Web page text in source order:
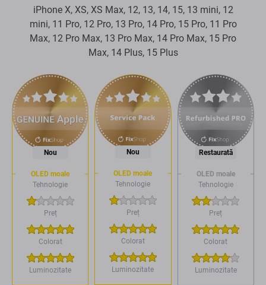
iPhone X, XS, XS Max, 12, 13, 14, 15, 13 mini, 12
mini, 11 Pro, 12 Pro, 13 Pro, 14 Pro, 15 Pro, 11 Pro
Max, 12 Pro Max, 13 Pro Max, 14 Pro Max, 15 Pro
Max, 14 Plus, 15 Plus
Nou
OLED moale
Tehnologie
Preț
Colorat
Luminozitate
Nou
OLED moale
Tehnologie
Preț
Colorat
Luminozitate
Restaurată
OLED moale
Tehnologie
Preț
Colorat
Luminozitate